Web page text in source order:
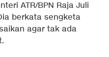
ATR/BPN Raja Juli
berkata sengketa
agar tak ada